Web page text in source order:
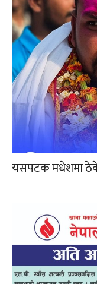
यसपटक मधेशमा